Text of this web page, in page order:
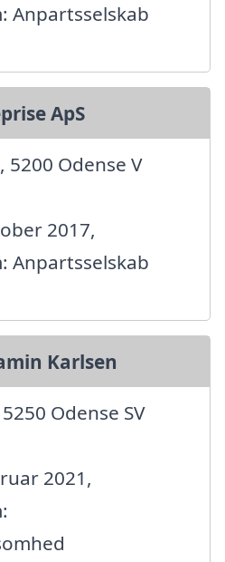
Anpartsselskab
ApS
Odense V
2017,
Anpartsselskab
Karlsen
Odense SV
2021,